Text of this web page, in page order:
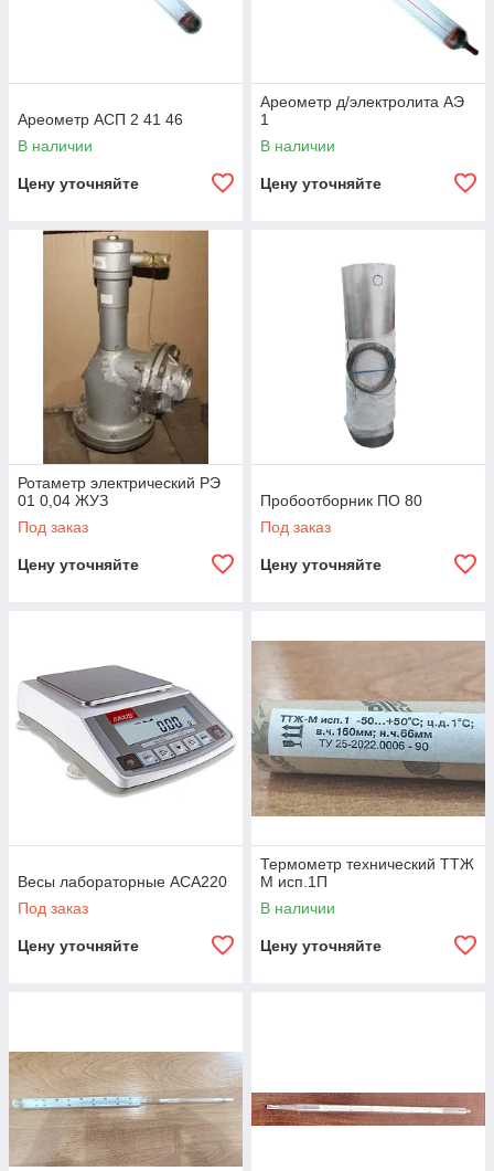
Ареометр АСП 2 41 46
В наличии
Цену уточняйте
Ареометр д/электролита АЭ
1
В наличии
Цену уточняйте
Ротаметр электрический РЭ
01 0,04 ЖУЗ
Под заказ
Цену уточняйте
Пробоотборник ПО 80
Под заказ
Цену уточняйте
Весы лабораторные ACA220
Под заказ
Цену уточняйте
Термометр технический ТТЖ
М исп.1П
В наличии
Цену уточняйте